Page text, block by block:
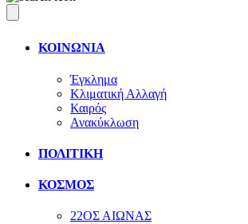
ΚΟΙΝΩΝΙΑ
Έγκλημα
Κλιματική Αλλαγή
Καιρός
Ανακύκλωση
ΠΟΛΙΤΙΚΗ
ΚΟΣΜΟΣ
22ΟΣ ΑΙΩΝΑΣ